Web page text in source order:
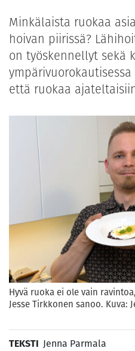
Minkälaista ruokaa
hoivan piirissä?
on työskennellyt sekä
että ruokaa
Hyvä ruoka ei ole vain
Jesse Tirkkonen sanoo. Kuva:
TEKSTI Jenna Parmala